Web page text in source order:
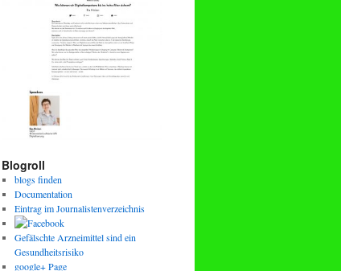
Blogroll
blogs finden
Documentation
Eintrag im Journalistenverzeichnis
Gefälschte Arzneimittel sind ein
Gesundheitsrisiko
google+ Page